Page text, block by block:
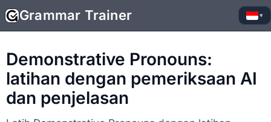
Grammar Trainer ▾
Demonstrative Pronouns:
latihan dengan pemeriksaan AI
dan penjelasan